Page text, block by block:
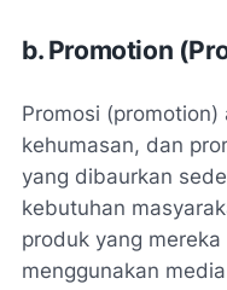
b. Promotion
Promosi
kehumasan, dan
yang dibaurkan
kebutuhan
produk yang
menggunakan